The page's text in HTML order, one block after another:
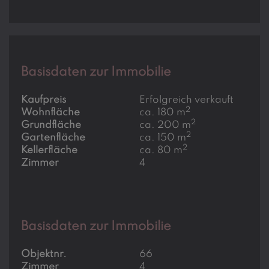
Basisdaten zur Immobilie
Kaufpreis
Erfolgreich verkauft
Wohnfläche
ca. 180 m2
Grundfläche ca. 200 m2
Gartenfläche ca. 150 m2
Kellerfläche ca. 80 m2
Zimmer 4
Basisdaten zur Immobilie
Objektnr.
66
Zimmer
4